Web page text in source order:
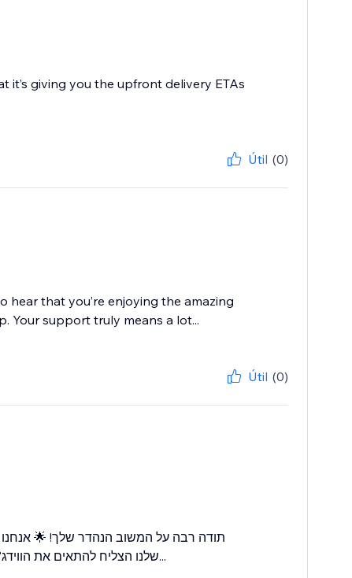
it’s giving you the upfront delivery ETAs
Útil (0)
hear that you’re enjoying the amazing
Your support truly means a lot...
Útil (0)
תודה רבה על המשוב הנהדר שלך! 🌟
שלנו הצליח להתאים את הווידג'ט לשפה העברית באתר שלך. 😊 אם תצטרך עזרה נוספת, אנחנו כאן...